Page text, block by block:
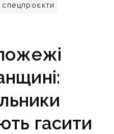
спецпроєкти
гасити